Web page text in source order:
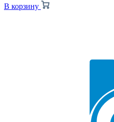
В корзину